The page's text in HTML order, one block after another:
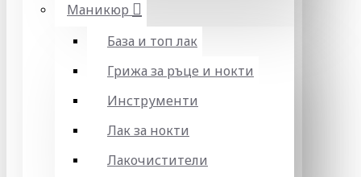
Маникюр
База и топ лак
Грижа за ръце и нокти
Инструменти
Лак за нокти
Лакочистители